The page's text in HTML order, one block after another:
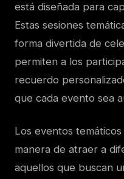
está diseñada para
Estas sesiones
forma divertida de
permiten a los
recuerdo
que cada evento sea
Los eventos
manera de atraer a
aquellos que buscan